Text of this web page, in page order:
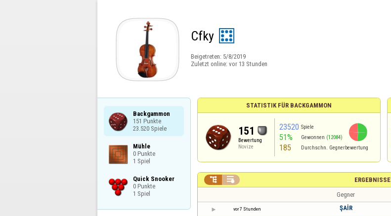
Cfky
Beigetreten: 5/8/2019
Zuletzt online: vor 13 Stunden
Backgammon
151 Punkte
23.520 Spiele
Mühle
0 Punkte
1 Spiel
Quick Snooker
0 Punkte
1 Spiel
STATISTIK FÜR BACKGAMMON
151
Bewertung
Novize
23520 Spiele
51% Gewonnen (12084)
185 Durchschn. Gegnerbewertung
ERGEBNISSE
 
Gegner
vor 7 Stunden ŞAİR